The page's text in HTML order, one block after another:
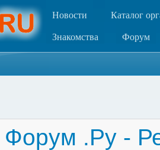
Новости Каталог
Знакомства Форум
.Ру -